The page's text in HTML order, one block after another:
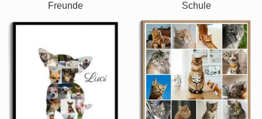
Freunde Schule